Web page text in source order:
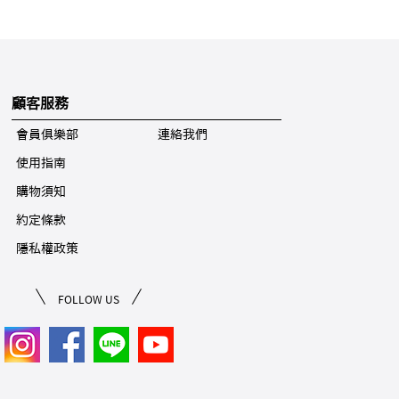
顧客服務
會員俱樂部
使用指南
購物須知
約定條款
隱私權政策
連絡我們
FOLLOW US